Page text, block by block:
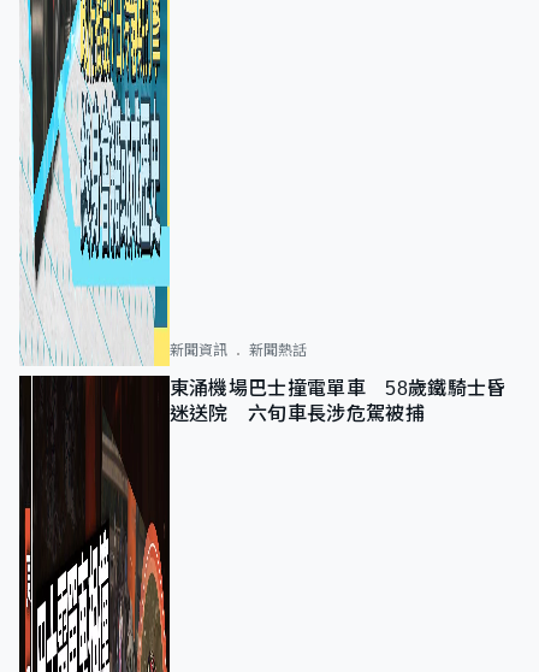
新聞資訊 新聞熱話
東涌機場巴士撞電單車 58歲鐵騎士昏
迷送院 六旬車長涉危駕被捕